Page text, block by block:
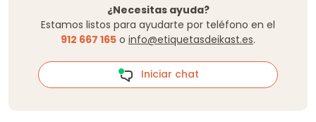
¿Necesitas ayuda?
Estamos listos para ayudarte por teléfono en el
912 667 165 o info@etiquetasdeikast.es.
Iniciar chat